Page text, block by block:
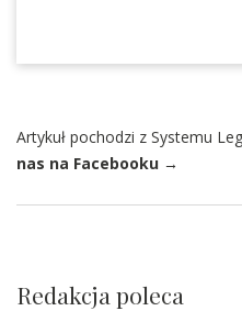
Artykuł pochodzi z Systemu
nas na Facebooku →
Redakcja poleca